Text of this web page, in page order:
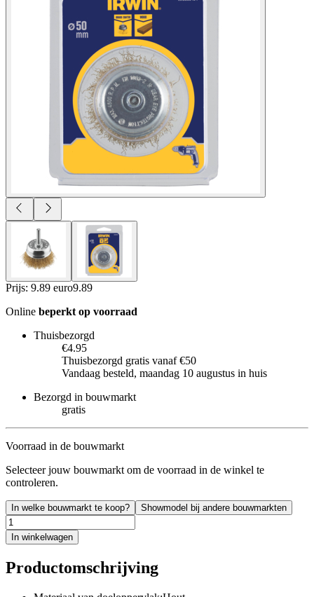
Prijs: 9.89 euro9.89
Online beperkt op voorraad
Thuisbezorgd
€4.95
Thuisbezorgd gratis vanaf €50
Vandaag besteld, maandag 10 augustus in huis
Bezorgd in bouwmarkt
gratis
Voorraad in de bouwmarkt
Selecteer jouw bouwmarkt om de voorraad in de winkel te
controleren.
In welke bouwmarkt te koop? Showmodel bij andere bouwmarkten
In winkelwagen
Productomschrijving